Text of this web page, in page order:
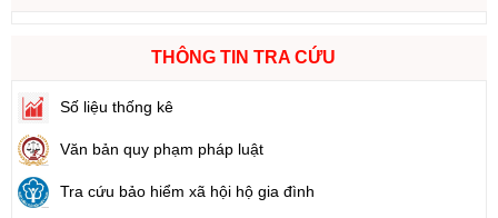
THÔNG TIN TRA CỨU
Số liệu thống kê
Văn bản quy phạm pháp luật
Tra cứu bảo hiểm xã hội hộ gia đình